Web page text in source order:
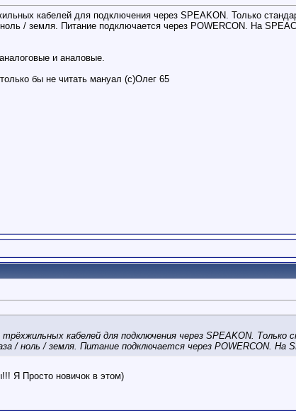
кабелей для подключения через SPEAKON. Только
/ земля. Питание подключается через POWERCON. На
и аналовые.
бы не читать мануал (с)Олег 65
кабелей для подключения через SPEAKON.
/ ноль / земля. Питание подключается через POWERCON.
Я Просто новичок в этом)